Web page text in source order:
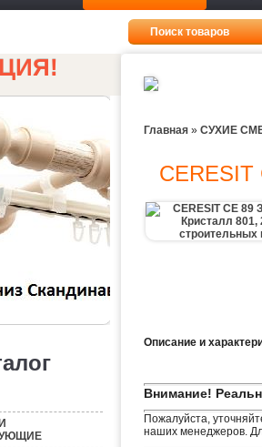
Главная » СУХИЕ
CERESIT
Описание и
Внимание!
Пожалуйста,
наших менеджеров.